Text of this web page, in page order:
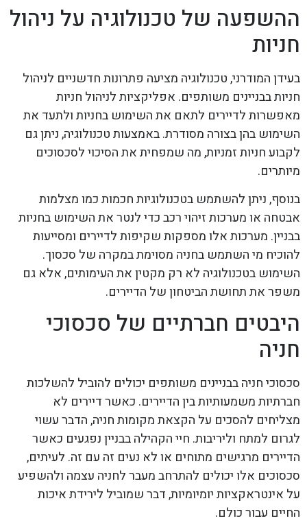
ההשפעה של טכנולוגיה על ניהול
חניות
בעידן המודרני, טכנולוגיה מציעה פתרונות חדשניים לניהול
חניות בבניינים משותפים. אפליקציות לניהול חניות
מאפשרות לדיירים לתאם את השימוש בחניות ולתעד את
השימוש בהן בצורה מסודרת. באמצעות טכנולוגיה, ניתן גם
לקבוע חניות זמניות, מה שמפחית את הסיכוי לסכסוכים
מיותרים.
בנוסף, ניתן להשתמש בטכנולוגיות חכמות כמו מצלמות
אבטחה או מערכות זיהוי רכב כדי לנטר את השימוש בחניות
בבניין. מערכות אלו מספקות שקיפות לדיירים ומסייעות
להוכיח מי השתמש בחניה מסוימת במקרה של סכסוך.
השימוש בטכנולוגיה לא רק מקטין את העימותים, אלא גם
משפר את תחושת הביטחון של הדיירים.
היבטים חברתיים של סכסוכי
חניה
סכסוכי חניה בבניינים משותפים יכולים להוביל להשלכות
חברתיות משמעותיות בין הדיירים. כאשר דיירים לא
מצליחים להסכים על הקצאת מקומות חניה, הדבר עשוי
לגרום למתח וליריבות. חיי הקהילה בבניין נפגעים כאשר
הדיירים מרגישים מתוחים או לא נעים זה עם זה. לעיתים,
סכסוכים אלו יכולים להתרחב מעבר לחניה עצמה ולהשפיע
על אינטראקציות יומיומיות, דבר שמוביל לירידת איכות
החיים עבור כולם.